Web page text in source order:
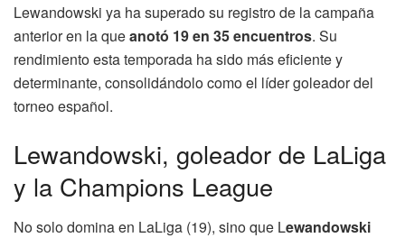
Lewandowski ya ha superado su registro de la campaña
anterior en la queanotó 19 en 35 encuentros. Su
rendimiento esta temporada ha sido más eficiente y
determinante, consolidándolo como el líder goleador del
torneo español.
Lewandowski, goleador de LaLiga
y la Champions League
No solo domina en LaLiga (19), sino que Lewandowski